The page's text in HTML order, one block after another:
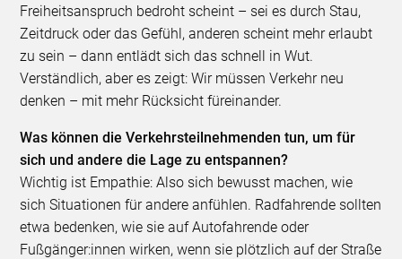
Freiheitsanspruch bedroht scheint – sei es durch Stau,
Zeitdruck oder das Gefühl, anderen scheint mehr erlaubt
zu sein – dann entlädt sich das schnell in Wut.
Verständlich, aber es zeigt: Wir müssen Verkehr neu
denken – mit mehr Rücksicht füreinander.
Was können die Verkehrsteilnehmenden tun, um für
sich und andere die Lage zu entspannen?
Wichtig ist Empathie: Also sich bewusst machen, wie
sich Situationen für andere anfühlen. Radfahrende sollten
etwa bedenken, wie sie auf Autofahrende oder
Fußgänger:innen wirken, wenn sie plötzlich auf der Straße